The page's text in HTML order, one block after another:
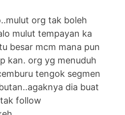
org tak boleh
mulut tempayan ka
besar mcm mana pun
kan. org yg menuduh
tengok segmen
dia buat
follow